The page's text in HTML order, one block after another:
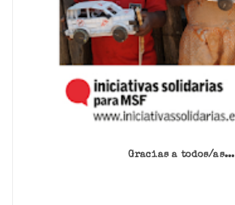
Gracias a todos/as...